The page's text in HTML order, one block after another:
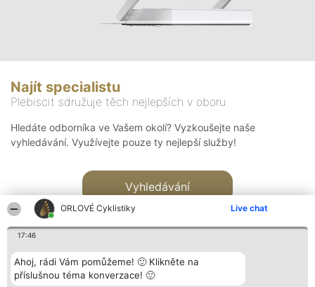
ORLOVÉ Cyklistiky Live chat
17:46
Ahoj, rádi Vám pomůžeme! 🙂 Klikněte na
příslušnou téma konverzace! 🙂
Najít specialistu
Plebiscit sdružuje těch nejlepších v oboru
Hledáte odborníka ve Vašem okolí? Vyzkoušejte naše
vyhledávání. Využívejte pouze ty nejlepší služby!
Vyhledávání